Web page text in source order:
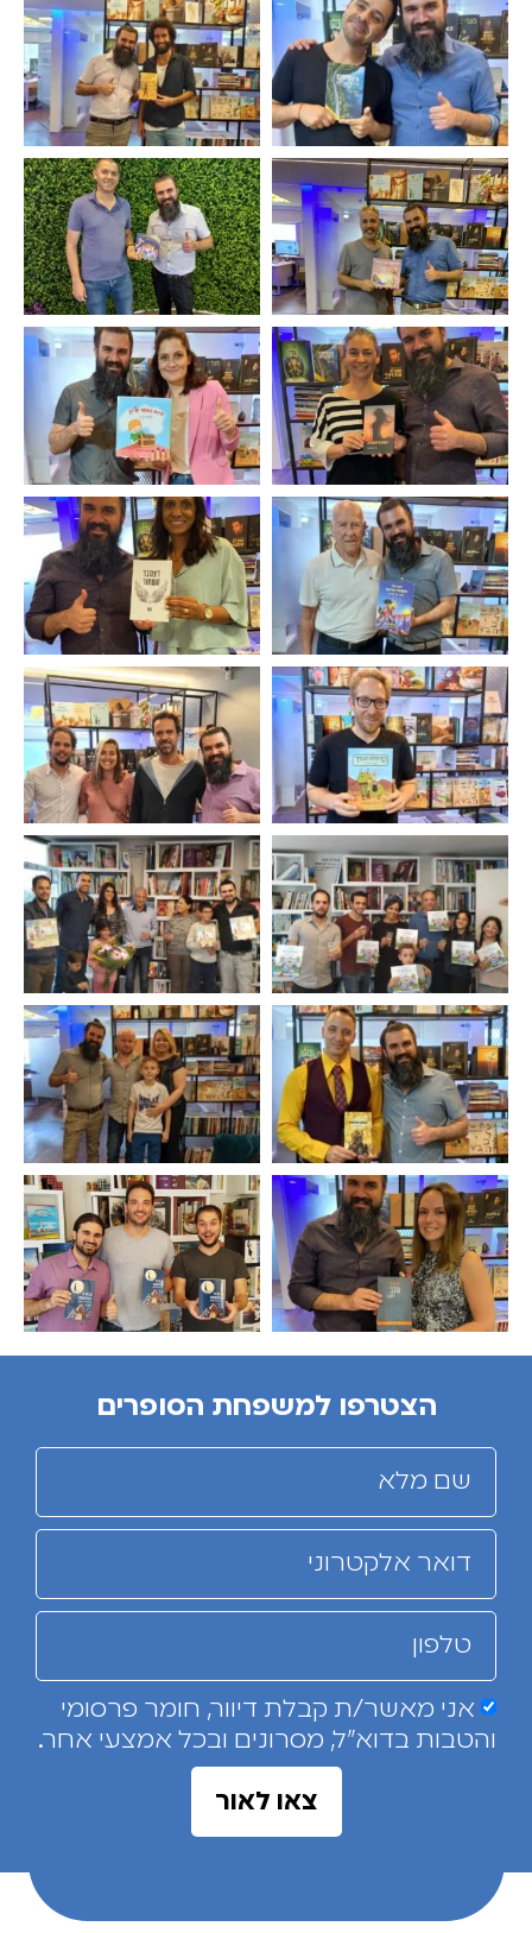
הצטרפו למשפחת הסופרים
אני מאשר/ת קבלת דיוור, חומר פרסומי
והטבות בדוא"ל, מסרונים ובכל אמצעי אחר.
צאו לאור